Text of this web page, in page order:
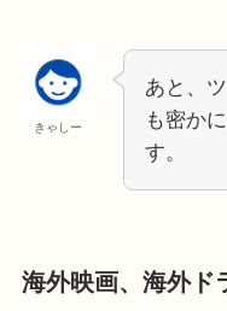
きゃしー
あと、
も密か
す。
海外映画、海外ド